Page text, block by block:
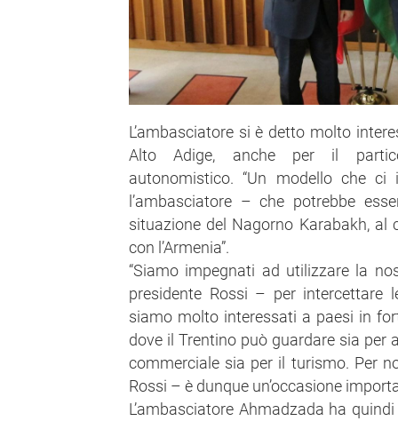
L’ambasciatore si è detto molto
Alto Adige, anche per il
autonomistico. “Un modello che
l’ambasciatore – che potrebbe
situazione del Nagorno Karabakh,
con l’Armenia”.
“Siamo impegnati ad utilizzare la
presidente Rossi – per intercettare
siamo molto interessati a paesi in
dove il Trentino può guardare sia per
commerciale sia per il turismo. Per
Rossi – è dunque un’occasione
L’ambasciatore Ahmadzada ha